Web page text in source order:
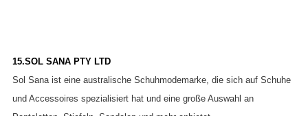
15.SOL SANA PTY LTD
Sol Sana ist eine australische Schuhmodemarke, die sich auf Schuhe
und Accessoires spezialisiert hat und eine große Auswahl an